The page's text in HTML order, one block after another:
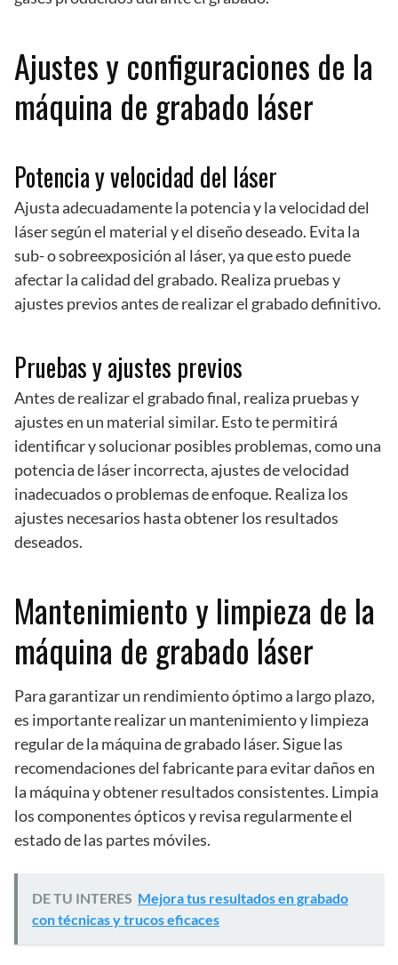
Ajustes y configuraciones de la
máquina de grabado láser
Potencia y velocidad del láser
Ajusta adecuadamente la potencia y la velocidad del
láser según el material y el diseño deseado. Evita la
sub- o sobreexposición al láser, ya que esto puede
afectar la calidad del grabado. Realiza pruebas y
ajustes previos antes de realizar el grabado definitivo.
Pruebas y ajustes previos
Antes de realizar el grabado final, realiza pruebas y
ajustes en un material similar. Esto te permitirá
identificar y solucionar posibles problemas, como una
potencia de láser incorrecta, ajustes de velocidad
inadecuados o problemas de enfoque. Realiza los
ajustes necesarios hasta obtener los resultados
deseados.
Mantenimiento y limpieza de la
máquina de grabado láser
Para garantizar un rendimiento óptimo a largo plazo,
es importante realizar un mantenimiento y limpieza
regular de la máquina de grabado láser. Sigue las
recomendaciones del fabricante para evitar daños en
la máquina y obtener resultados consistentes. Limpia
los componentes ópticos y revisa regularmente el
estado de las partes móviles.
DE TU INTERES Mejora tus resultados en grabado
con técnicas y trucos eficaces